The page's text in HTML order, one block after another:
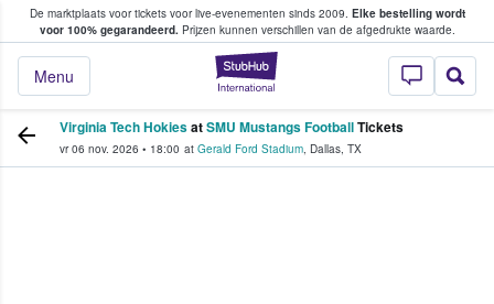
De marktplaats voor tickets voor live-evenementen sinds 2009. Elke bestelling wordt
voor 100% gegarandeerd.Prijzen kunnen verschillen van de afgedrukte waarde.
StubHub: waar
Menu
tickets kopen en verkopen
Virginia Tech HokiesatSMU Mustangs FootballTickets
vr 06 nov. 2026 • 18:00 at Gerald Ford Stadium, Dallas, TX